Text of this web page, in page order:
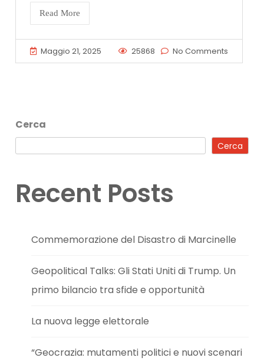
Read More
Maggio 21, 2025 25868 No Comments
Cerca
Cerca
Recent Posts
Commemorazione del Disastro di Marcinelle
Geopolitical Talks: Gli Stati Uniti di Trump. Un
primo bilancio tra sfide e opportunità
La nuova legge elettorale
“Geocrazia: mutamenti politici e nuovi scenari